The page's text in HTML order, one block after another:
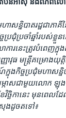
ហា​សន្និបាត​រដ្ឋ​ជា​ភាគី​
ប្រជុំ​ប្រចាំ​ឆ្នាំ​របស់​ខ្
ការ​នេះ​ត្រូវ​បំពេញ​ក្
ធ មន្ត្រី​គម្រោង​យុត្តិ
ក្នុង​កិច្ច​ប្រជុំ​មហា​ស
ភាស​ជាមួយ​លោក ឡុង ប
វិច្ឆិកា​នេះ មុន​ពេ
រុង​ដូច​តទៅ៖